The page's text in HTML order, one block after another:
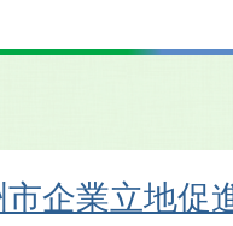
企業立地促